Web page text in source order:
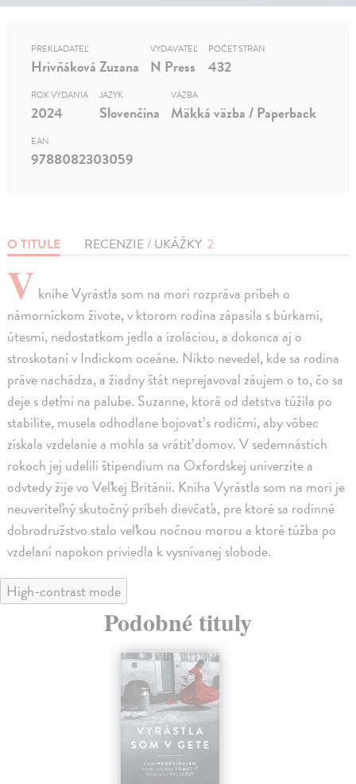
O TITULE RECENZIE / UKÁŽKY 2
V knihe Vyrástla som na mori rozpráva príbeh o
námorníckom živote, v ktorom rodina zápasila s búrkami,
útesmi, nedostatkom jedla a izoláciou, a dokonca aj o
stroskotaní v Indickom oceáne. Nikto nevedel, kde sa rodina
práve nachádza, a žiadny štát neprejavoval záujem o to, čo sa
deje s deťmi na palube. Suzanne, ktorá od detstva túžila po
stabilite, musela odhodlane bojovať s rodičmi, aby vôbec
získala vzdelanie a mohla sa vrátiť domov. V sedemnástich
rokoch jej udelili štipendium na Oxfordskej univerzite a
odvtedy žije vo Veľkej Británii. Kniha Vyrástla som na mori je
neuveriteľný skutočný príbeh dievčaťa, pre ktoré sa rodinné
dobrodružstvo stalo veľkou nočnou morou a ktoré túžba po
vzdelaní napokon priviedla k vysnívanej slobode.
PREKLADATEĽ
Hrivňáková Zuzana
VYDAVATEĽ
N Press
POČET STRÁN
432
ROK VYDANIA
2024
JAZYK
Slovenčina
VÄZBA
Mäkká väzba / Paperback
EAN
9788082303059
High-contrast mode
Podobné tituly